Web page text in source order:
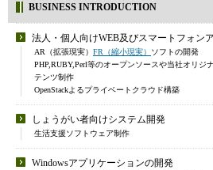
BUSINESS INTRODUCTION
法人・個人向けWEB及びスマートフォン
AR（拡張現実） FR（縮小現実） ソフトの開発
PHP,RUBY,Perl等のオープンソースや当社オリジ
テンツ制作
OpenStackよるプライベートクラウド構築
しょうがい者向けシステム開発
生活支援ソフトウェア制作
Windowsアプリケーションの開発